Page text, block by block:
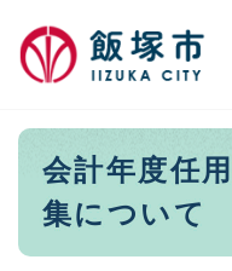
本
会計年度任
集について